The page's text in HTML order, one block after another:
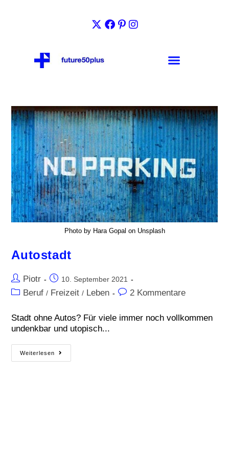
Photo by Hara Gopal on Unsplash
Autostadt
Piotr 10. September 2021
Beruf / Freizeit / Leben 2 Kommentare
Stadt ohne Autos? Für viele immer noch vollkommen
undenkbar und utopisch...
Weiterlesen